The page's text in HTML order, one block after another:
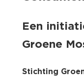
Een
Groene
Stichting